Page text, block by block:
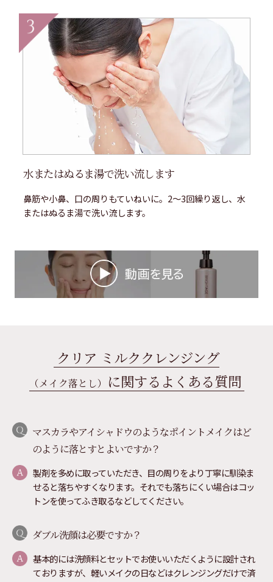
水またはぬるま湯で洗い流します
鼻筋や小鼻、口の周りもていねいに。2～3回繰り返し、水
またはぬるま湯で洗い流します。
クリア ミルククレンジング
（メイク落とし） に関するよくある質問
マスカラやアイシャドウのようなポイントメイクはど
のように落とすとよいですか？
製剤を多めに取っていただき、目の周りをより丁寧に馴染ま
せると落ちやすくなります。それでも落ちにくい場合はコッ
トンを使ってふき取るなどしてください。
ダブル洗顔は必要ですか？
基本的には洗顔料とセットでお使いいただくように設計され
ておりますが、軽いメイクの日などはクレンジングだけで済